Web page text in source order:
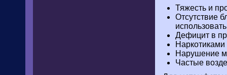
Тяжесть и
Отсутствие
Дефицит в
Нарушение
Частые